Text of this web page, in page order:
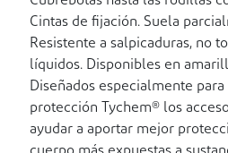
Cintas de fijación. Suela
Resistente a salpicaduras, no
líquidos. Disponibles en
Diseñados especialmente
protección Tychem® los
ayudar a aportar mejor